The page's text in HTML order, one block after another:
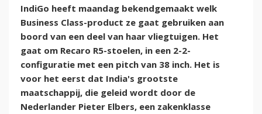
IndiGo heeft maandag bekendgemaakt welk
Business Class-product ze gaat gebruiken aan
boord van een deel van haar vliegtuigen. Het
gaat om Recaro R5-stoelen, in een 2-2-
configuratie met een pitch van 38 inch. Het is
voor het eerst dat India's grootste
maatschappij, die geleid wordt door de
Nederlander Pieter Elbers, een zakenklasse